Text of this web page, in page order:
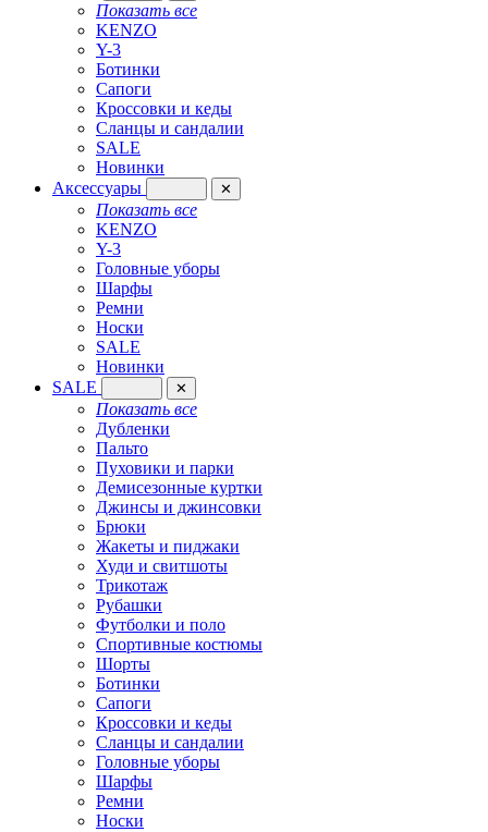
Показать все
KENZO
Y-3
Ботинки
Сапоги
Кроссовки и кеды
Сланцы и сандалии
SALE
Новинки
Аксессуары
✕
Показать все
KENZO
Y-3
Головные уборы
Шарфы
Ремни
Носки
SALE
Новинки
SALE
✕
Показать все
Дубленки
Пальто
Пуховики и парки
Демисезонные куртки
Джинсы и джинсовки
Брюки
Жакеты и пиджаки
Худи и свитшоты
Трикотаж
Рубашки
Футболки и поло
Спортивные костюмы
Шорты
Ботинки
Сапоги
Кроссовки и кеды
Сланцы и сандалии
Головные уборы
Шарфы
Ремни
Носки